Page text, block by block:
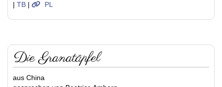
| TB | PL
Die Granatäpfel
aus China